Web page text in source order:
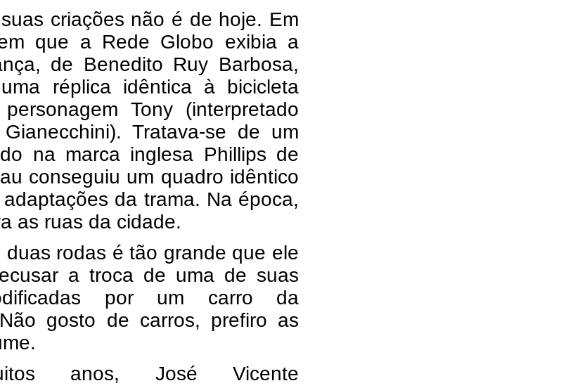
criações não é de hoje. Em
que a Rede Globo exibia a
de Benedito Ruy Barbosa,
réplica idêntica à bicicleta
Tony (interpretado
Tratava-se de um
na marca inglesa Phillips de
conseguiu um quadro idêntico
da trama. Na época,
as ruas da cidade.
duas rodas é tão grande que ele
a troca de uma de suas
por um carro da
gosto de carros, prefiro as
anos, José Vicente